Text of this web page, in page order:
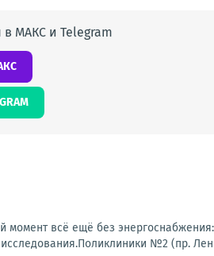
МАКС и Telegram
всё ещё без
№2 (пр.